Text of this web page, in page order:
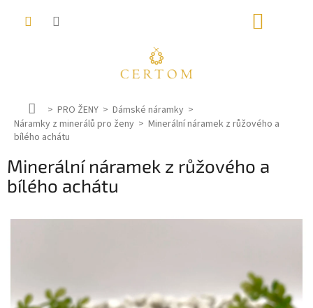
D
o
m
PRO ŽENY
Dámské náramky
Náramky z minerálů pro ženy
Minerální náramek z růžového a
bílého achátu
Minerální náramek z růžového a
bílého achátu